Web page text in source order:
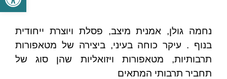
נחמה גולן, אמנית מיצב, פסלת ויוצרת ייחודית
בנוף . עיקר כוחה בעיני, ביצירה של מטאפורות
תרבותיות, מטאפורות ויזואליות שהן סוג של
תחביר תרבותי המתאים